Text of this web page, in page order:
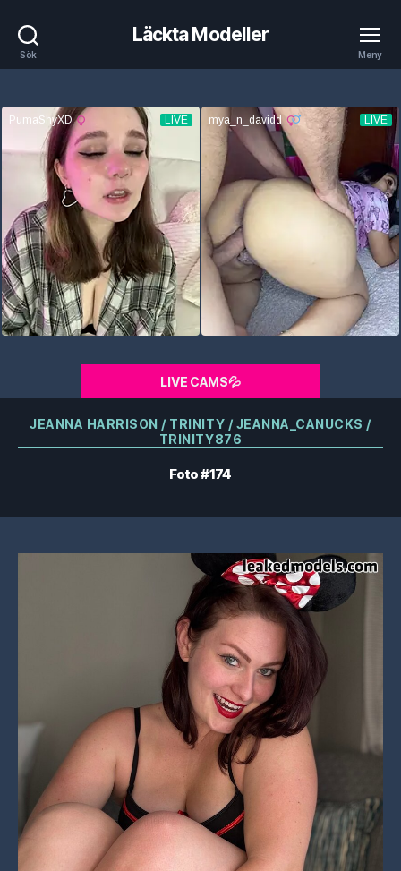
Sök
Läckta Modeller
Meny
LIVE CAMS💦
Kategorier
JEANNA HARRISON / TRINITY / JEANNA_CANUCKS /
TRINITY876
Foto #174